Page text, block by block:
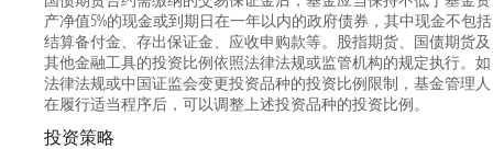
产净值5%的现金或到期日在一年以内的政府债券，其中现金不包括
结算备付金、存出保证金、应收申购款等。股指期货、国债期货及
其他金融工具的投资比例依照法律法规或监管机构的规定执行。如
法律法规或中国证监会变更投资品种的投资比例限制，基金管理人
在履行适当程序后，可以调整上述投资品种的投资比例。
投资策略